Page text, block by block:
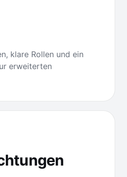
klare Rollen und ein
erweiterten